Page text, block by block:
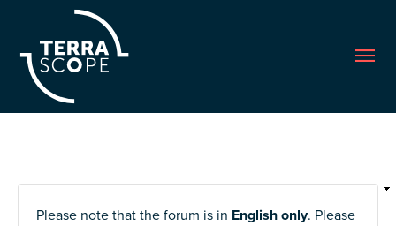
Please note that the forum is in English only. Please